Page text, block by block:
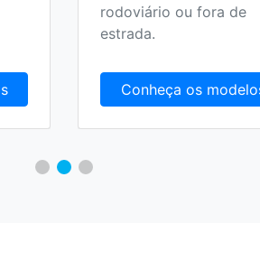
rodoviário ou fora de
estrada.
Conheça os